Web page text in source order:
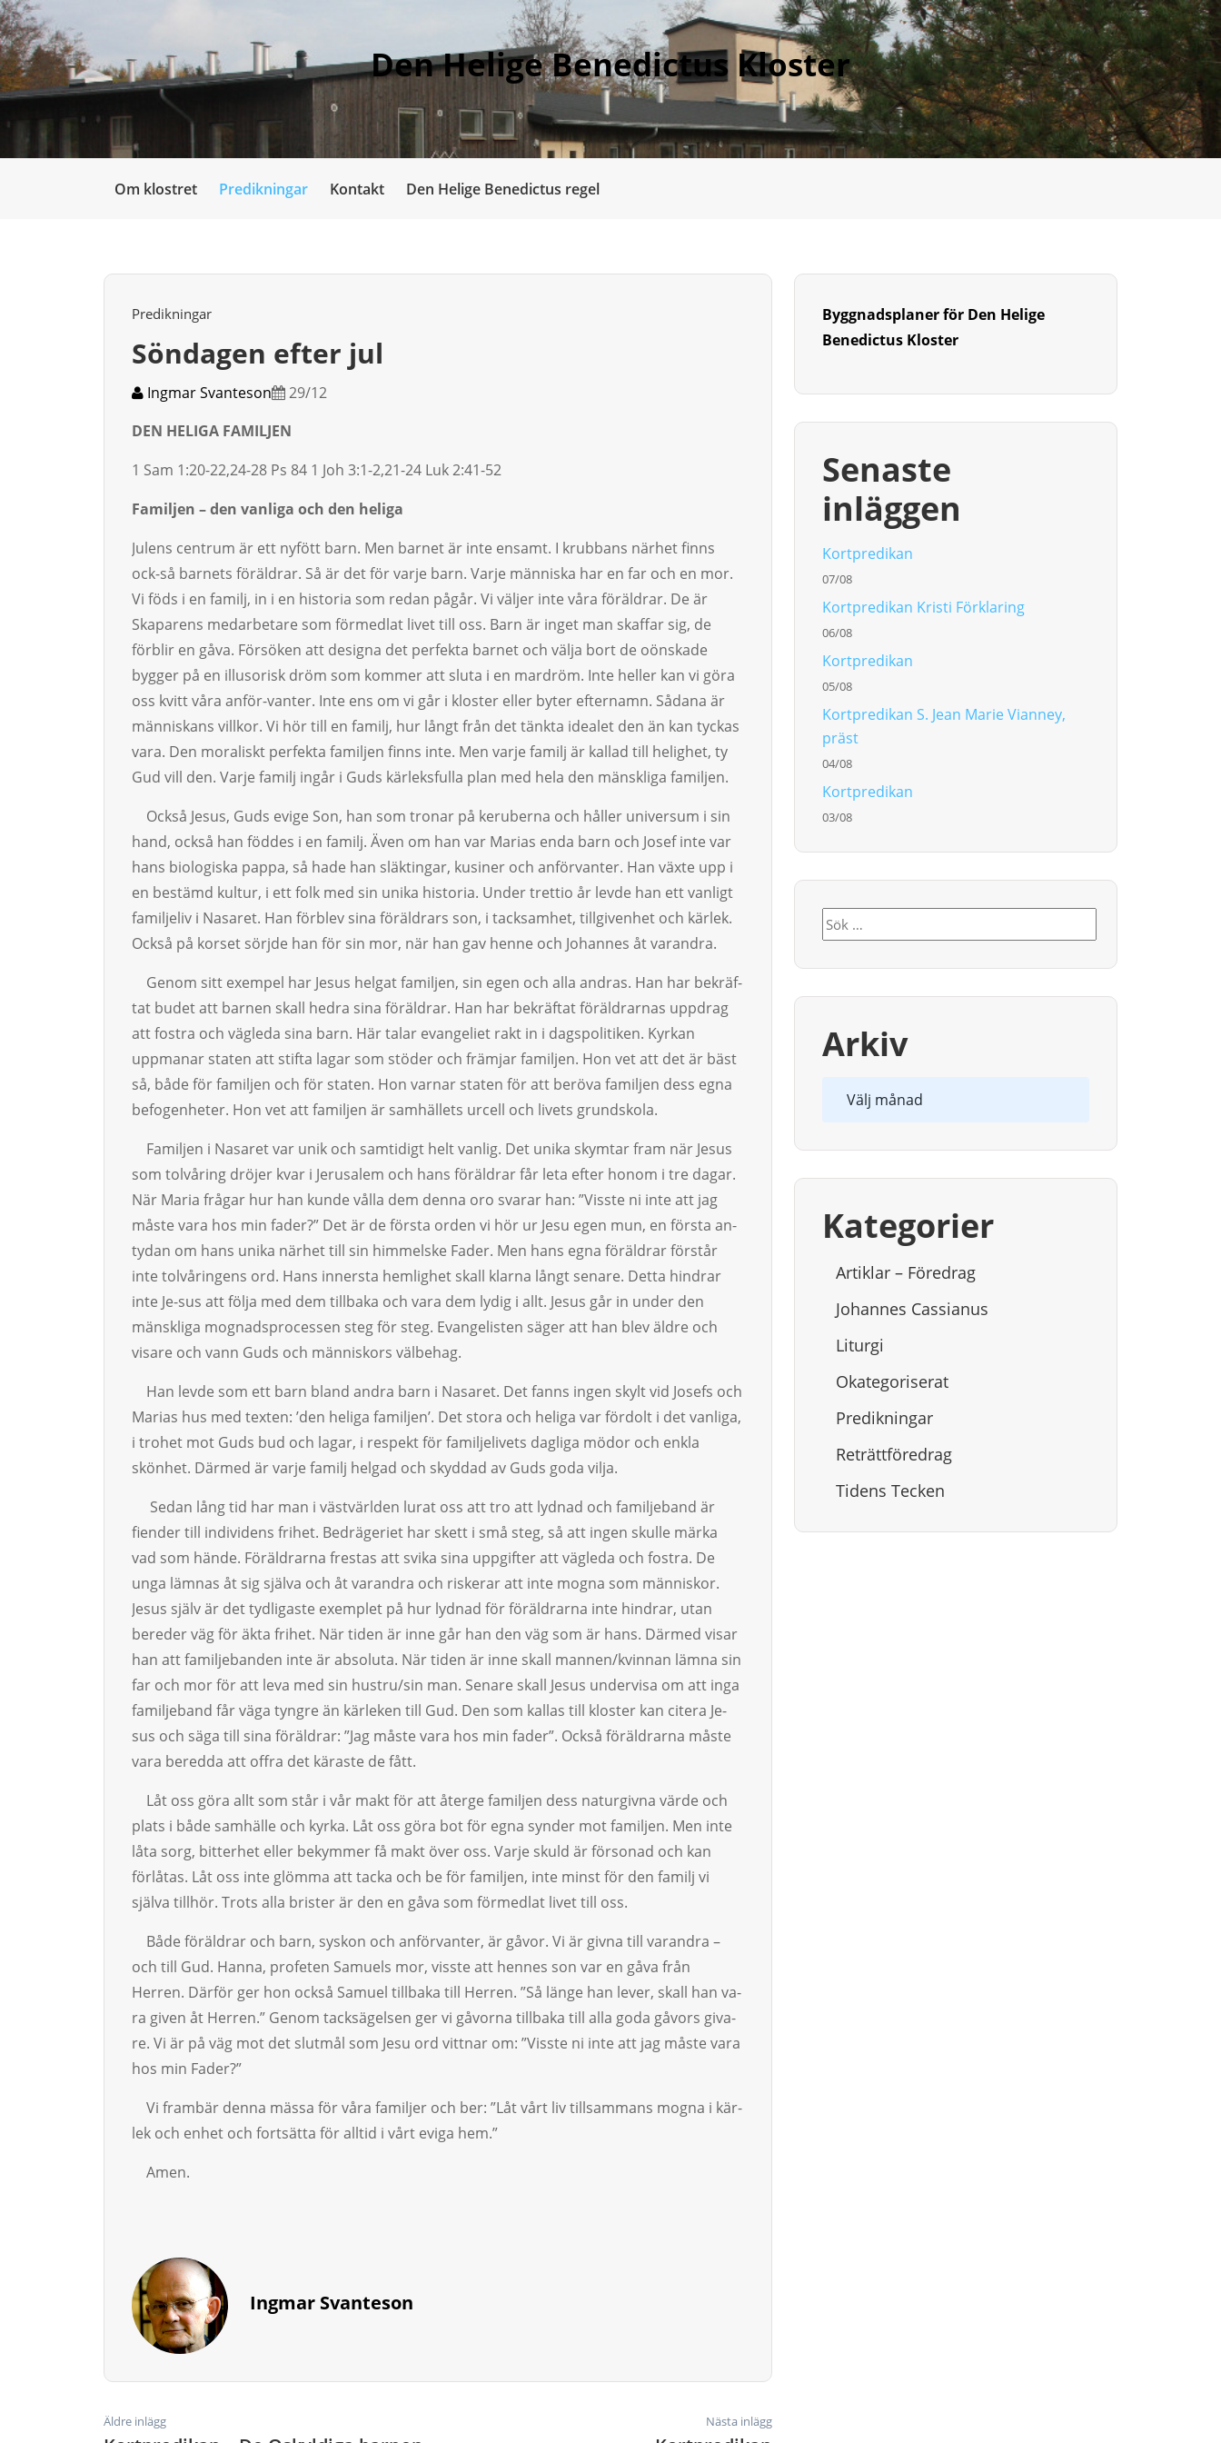
Den Helige Benedictus Kloster
Om klostret Predikningar Kontakt Den Helige Benedictus regel
Predikningar
Söndagen efter jul
Ingmar Svanteson
29/12
DEN HELIGA FAMILJEN
1 Sam 1:20-22,24-28 Ps 84 1 Joh 3:1-2,21-24 Luk 2:41-52
Familjen – den vanliga och den heliga
Julens centrum är ett nyfött barn. Men barnet är inte ensamt. I krubbans närhet finns
ock-så bar­nets föräldrar. Så är det för varje barn. Varje människa har en far och en mor.
Vi föds i en familj, in i en historia som redan pågår. Vi väljer inte vå­ra föräldrar. De är
Skaparens medarbetare som förmed­lat livet till oss. Bar­n är inget man skaffar sig, de
förblir en gåva. För­söken att designa det per­fek­­ta barnet och välja bort de oön­s­ka­de
bygger på en illuso­risk dröm som kommer att sluta i en mardröm. Inte heller kan vi göra
oss kvitt våra anför-vanter. Inte ens om vi går i kloster eller byter efternamn. Såda­na är
människans villkor. Vi hör till en familj, hur långt från det tänkta ide­alet den än kan tyckas
vara. Den moraliskt perfekta familjen finns inte. Men varje familj är kallad till helighet, ty
Gud vill den. Varje familj ingår i Guds kärleksfulla plan med hela den mänskliga famil­jen.
Också Jesus, Guds evige Son, han som tronar på keruberna och håller universum i sin
hand, också han föddes i en familj. Även om han var Marias enda barn och Josef inte var
hans biologiska pappa, så hade han släktingar, kusiner och anförvanter. Han växte upp i
en bestämd kultur, i ett folk med sin unika historia. Under trettio år levde han ett vanligt
fa­miljeliv i Na­sa­ret. Han förblev sina föräldrars son, i tacksamhet, tillgiven­het och kärlek.
Också på korset sörjde han för sin mor, när han gav henne och Johannes åt varandra.
Genom sitt exempel har Jesus helgat familjen, sin egen och alla andras. Han har be­kräf­
tat budet att barnen skall hedra sina föräldrar. Han har bekräftat föräldrarnas upp­drag
att fostra och väg­leda sina barn. Här talar evangeliet rakt in i dagspolitiken. Kyrkan
uppmanar staten att stifta lagar som stö­der och främjar familjen. Hon vet att det är bäst
så, både för familjen och för staten. Hon varnar staten för att beröva familjen dess egna
be­fo­gen­he­ter. Hon vet att familjen är sam­häl­­lets urcell och livets grundskola.
Familjen i Nasaret var unik och samtidigt helt vanlig. Det unika skymtar fram när Jesus
som tolvåring dröjer kvar i Jerusalem och hans föräldrar får leta efter honom i tre dagar.
När Maria frågar hur han kunde vålla dem denna oro sva­­­rar han: ”Visste ni inte att jag
måste vara hos min fader?” Det är de första orden vi hör ur Jesu egen mun, en första an-
tydan om hans unika närhet till sin himmelske Fader. Men hans egna föräldrar förstår
inte tolvåringens ord. Hans innersta hemlighet skall klarna långt senare. Detta hindrar
inte Je-sus att följa med dem tillbaka och vara dem lydig i allt. Jesus går in under den
mänskliga mognadsproces­sen steg för steg. Evangelisten säger att han blev äldre och
visare och vann Guds och män­ni­skors välbehag.
Han levde som ett barn bland andra barn i Nasaret. Det fanns ing­en skylt vid Josefs och
Marias hus med texten: ’den heliga familjen’. Det sto­ra och heliga var fördolt i det vanliga,
i trohet mot Guds bud och lagar, i respekt för famil­je­li­vets dagli­ga mö­dor och enkla
skönhet. Därmed är varje familj helgad och skyd­dad av Guds go­da vilja.
Sedan lång tid har man i västvärlden lurat oss att tro att lydnad och familjeband är
fiender till in­dividens frihet. Bedrägeriet har skett i små steg, så att ingen skulle märka
vad som hän­de. Föräldrarna frestas att svika sina upp­gifter att vägleda och fostra. De
unga läm­nas åt sig själva och åt varandra och riskerar att inte mogna som män­­niskor.
Jesus själv är det tydligaste exemplet på hur lydnad för för­äldrarna inte hindrar, utan
bereder väg för äkta frihet. När tiden är inne går han den väg som är hans. Därmed visar
han att familjebanden inte är absoluta. När tiden är inne skall mannen/kvinnan lämna sin
far och mor för att leva med sin hustru/sin man. Senare skall Jesus undervisa om att inga
familje­band får väga tyngre än kärleken till Gud. Den som kallas till kloster kan citera Je­
sus och säga till sina föräld­rar: ”Jag måste vara hos min fader”. Också föräldrarna måste
vara be­redda att offra det käraste de fått.
Låt oss göra allt som står i vår makt för att åter­ge fa­miljen dess naturgivna värde och
plats i både samhälle och kyrka. Låt oss göra bot för eg­na synder mot familjen. Men inte
låta sorg, bitterhet eller bekymmer få makt över oss. Varje skuld är försonad och kan
förlåtas. Låt oss inte glömma att tacka och be för familjen, inte minst för den familj vi
själva tillhör. Trots alla bris­ter är den en gåva som förmedlat livet till oss.
Både föräldrar och barn, syskon och anförvanter, är gåvor. Vi är givna till varandra –
och till Gud. Hanna, profeten Samu­els mor, visste att hennes son var en gåva från
Herren. Därför ger hon också Sa­muel till­baka till Herren. ”Så länge han lever, skall han va­
ra given åt Her­ren.” Genom tacksägelsen ger vi gåvorna tillbaka till alla go­da gåvors giva­
re. Vi är på väg mot det slutmål som Jesu ord vittnar om: ”Visste ni inte att jag måste vara
hos min Fader?”
Vi frambär denna mässa för våra familjer och ber: ”Låt vårt liv tillsammans mogna i kär­
lek och enhet och fortsätta för alltid i vårt eviga hem.”
Amen.
Ingmar Svanteson
Äldre inlägg Nästa inlägg
Byggnadsplaner för Den Helige
Benedictus Kloster
Senaste
inläggen
Kortpredikan
07/08
Kortpredikan Kristi Förklaring
06/08
Kortpredikan
05/08
Kortpredikan S. Jean Marie Vianney,
präst
04/08
Kortpredikan
03/08
Sök
efter:
Arkiv
Kategorier
Artiklar – Föredrag
Johannes Cassianus
Liturgi
Okategoriserat
Predikningar
Reträttföredrag
Tidens Tecken